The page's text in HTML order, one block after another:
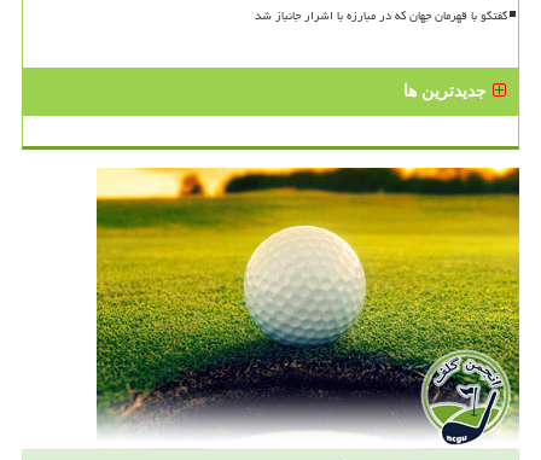
گفتگو با قهرمان جهان که در مبارزه با اشرار جانباز شد
جدیدترین ها